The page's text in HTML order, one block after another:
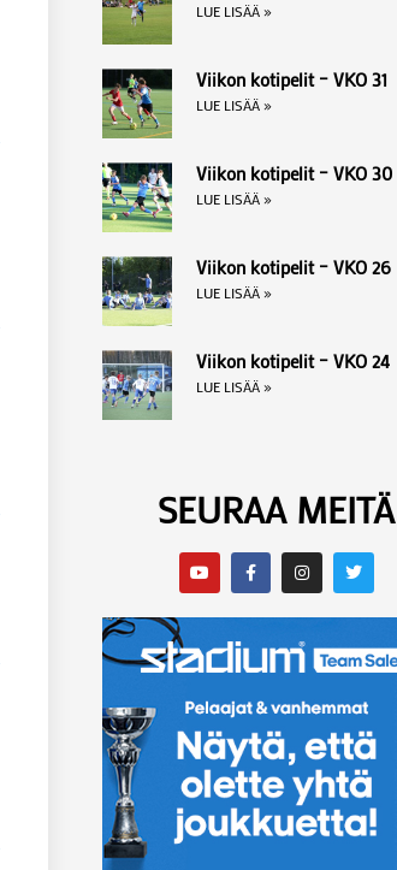
LUE LISÄÄ »
Viikon kotipelit – VKO 31
LUE LISÄÄ »
Viikon kotipelit – VKO 30
LUE LISÄÄ »
Viikon kotipelit – VKO 26
LUE LISÄÄ »
Viikon kotipelit – VKO 24
LUE LISÄÄ »
SEURAA MEITÄ